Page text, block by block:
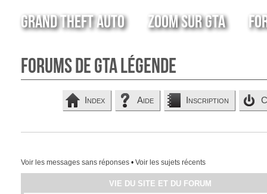
Grand Theft Auto Zoom sur GTA
Forums de GTA Légende
Index Aide Inscription
Voir les messages sans réponses• Voir les sujets récents
VIE DU SITE ET DU FORUM